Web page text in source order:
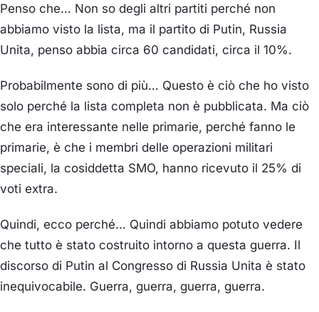
Penso che… Non so degli altri partiti perché non
abbiamo visto la lista, ma il partito di Putin, Russia
Unita, penso abbia circa 60 candidati, circa il 10%.
Probabilmente sono di più… Questo è ciò che ho visto
solo perché la lista completa non è pubblicata. Ma ciò
che era interessante nelle primarie, perché fanno le
primarie, è che i membri delle operazioni militari
speciali, la cosiddetta SMO, hanno ricevuto il 25% di
voti extra.
Quindi, ecco perché… Quindi abbiamo potuto vedere
che tutto è stato costruito intorno a questa guerra. Il
discorso di Putin al Congresso di Russia Unita è stato
inequivocabile. Guerra, guerra, guerra, guerra.